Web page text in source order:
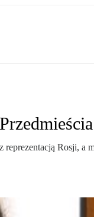
Rosji, a